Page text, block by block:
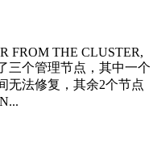
FROM THE CLUSTER,
三个管理节点，其中一个
无法修复，其余2个节点